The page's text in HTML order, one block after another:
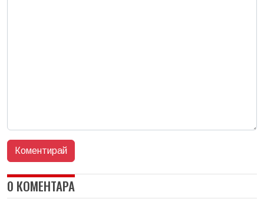
0 КОМЕНТАРА